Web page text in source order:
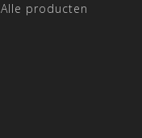
Alle producten